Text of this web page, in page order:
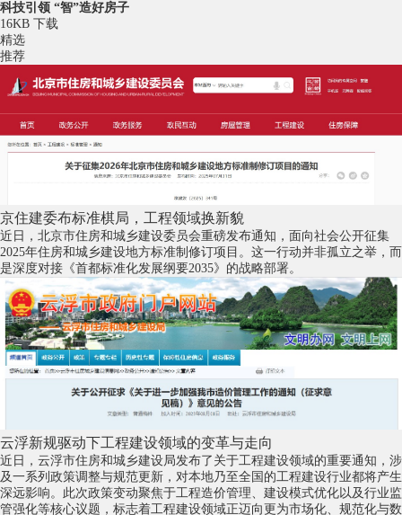
科技引领 “智”造好房子
16KB 下载
精选
推荐
京住建委布标准棋局，工程领域换新貌
近日，北京市住房和城乡建设委员会重磅发布通知，面向社会公开征集
2025年住房和城乡建设地方标准制修订项目。这一行动并非孤立之举，而
是深度对接《首都标准化发展纲要2035》的战略部署。
云浮新规驱动下工程建设领域的变革与走向
近日，云浮市住房和城乡建设局发布了关于工程建设领域的重要通知，涉
及一系列政策调整与规范更新，对本地乃至全国的工程建设行业都将产生
深远影响。此次政策变动聚焦于工程造价管理、建设模式优化以及行业监
管强化等核心议题，标志着工程建设领域正迈向更为市场化、规范化与数